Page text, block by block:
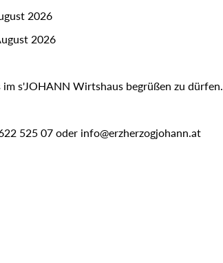
2026
2026
s'JOHANN Wirtshaus begrüßen zu dürfen.
525 07 oder info@erzherzogjohann.at